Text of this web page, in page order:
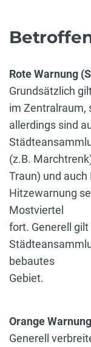
Rote Warnung
Grundsätzlich
im Zentralraum,
allerdings sind
(z.B.
Traun) und
Hitzewarnung
Mostviertel
fort. Generell
bebautes
Gebiet.
Orange
Generell